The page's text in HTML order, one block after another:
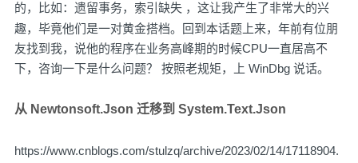
的，比如： 遗留事务， 索引缺失 ，这让我产生了非常大的兴
趣，毕竟他们是一对黄金搭档。回到本话题上来，年前有位朋
友找到我，说他的程序在业务高峰期的时候CPU一直居高不
下，咨询一下是什么问题？ 按照老规矩，上 WinDbg 说话。
从 Newtonsoft.Json 迁移到 System.Text.Json
https://www.cnblogs.com/stulzq/archive/2023/02/14/17118904.